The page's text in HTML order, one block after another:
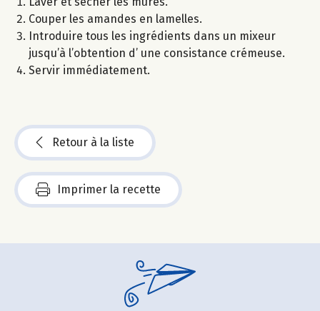
Couper les amandes en lamelles.
Introduire tous les ingrédients dans un mixeur
jusqu’à l’obtention d’ une consistance crémeuse.
Servir immédiatement.
Retour à la liste
Imprimer la recette